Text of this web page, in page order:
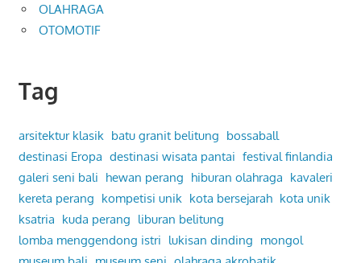
OLAHRAGA
OTOMOTIF
Tag
arsitektur klasik batu granit belitung bossaball
destinasi Eropa destinasi wisata pantai festival finlandia
galeri seni bali hewan perang hiburan olahraga kavaleri
kereta perang kompetisi unik kota bersejarah kota unik
ksatria kuda perang liburan belitung
lomba menggendong istri lukisan dinding mongol